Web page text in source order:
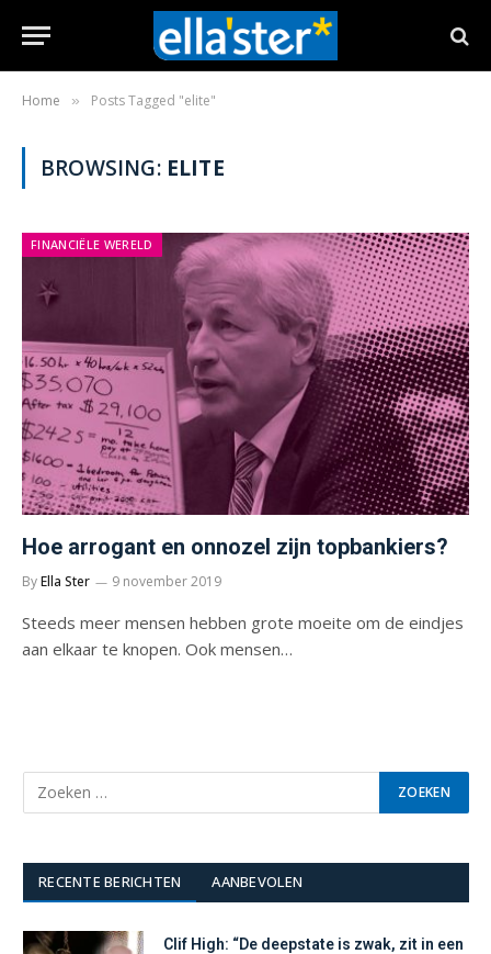
Home » Posts Tagged "elite"
BROWSING: ELITE
FINANCIËLE WERELD
Hoe arrogant en onnozel zijn topbankiers?
ByElla Ster 9 november 2019
Steeds meer mensen hebben grote moeite om de eindjes
aan elkaar te knopen. Ook mensen…
RECENTE BERICHTEN AANBEVOLEN
Clif High: “De deepstate is zwak, zit in een